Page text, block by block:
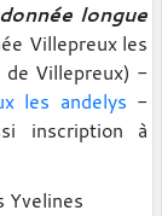
longue
Villepreux les
de Villepreux) -
les andelys -
inscription à
Yvelines